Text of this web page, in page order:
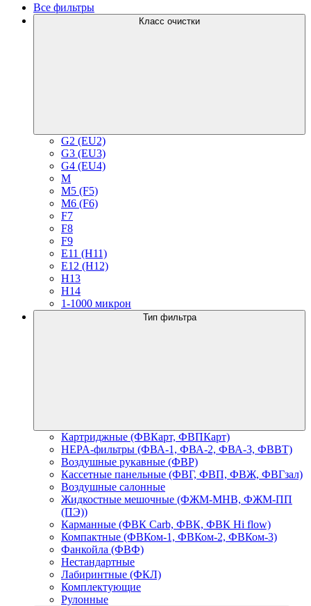
Все фильтры
Класс очистки
G2 (EU2)
G3 (EU3)
G4 (EU4)
M
M5 (F5)
M6 (F6)
F7
F8
F9
E11 (H11)
E12 (H12)
H13
H14
1-1000 микрон
Тип фильтра
Картриджные (ФВКарт, ФВПКарт)
HEPA-фильтры (ФВА-1, ФВА-2, ФВА-3, ФВВТ)
Воздушные рукавные (ФВР)
Кассетные панельные (ФВГ, ФВП, ФВЖ, ФВГзал)
Воздушные салонные
Жидкостные мешочные (ФЖМ-МНВ, ФЖМ-ПП
(ПЭ))
Карманные (ФВК Carb, ФВК, ФВК Hi flow)
Компактные (ФВКом-1, ФВКом-2, ФВКом-3)
Фанкойла (ФВФ)
Нестандартные
Лабиринтные (ФКЛ)
Комплектующие
Рулонные